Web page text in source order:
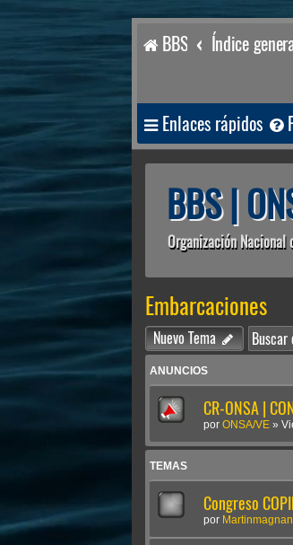
BBS Índice
Enlaces rápidos
BBS |
Organización Nacional
Embarcaciones
Nuevo Tema
ANUNCIOS
CR-ONSA |
por ONSA/VE »
TEMAS
Congreso
por